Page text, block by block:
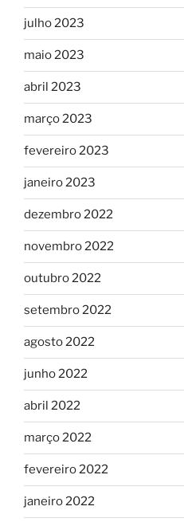
julho 2023
maio 2023
abril 2023
março 2023
fevereiro 2023
janeiro 2023
dezembro 2022
novembro 2022
outubro 2022
setembro 2022
agosto 2022
junho 2022
abril 2022
março 2022
fevereiro 2022
janeiro 2022